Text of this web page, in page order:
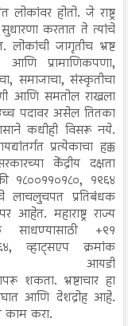
लोकांवर होतो. जे राष्ट्र
सुधारणा करतात ते त्यांचे
लोकांची जागृतीच भ्रष्ट
आणि प्रामाणिकपणा,
समाजाचा, संस्कृतीचा
आणि समतोल राखला
पदावर असेल तितका
कधीही विसरू नये.
प्रत्येकाचा हक्क
केंद्रीय दक्षता
१८००११०१८०, १९६४
लाचलुचपत प्रतिबंधक
आहेत. महाराष्ट्र राज्य
साधण्यासाठी +९१
व्हाट्सएप क्रमांक
आयडी
भ्रष्टाचार हा
आणि देशद्रोह आहे.
काम करा.